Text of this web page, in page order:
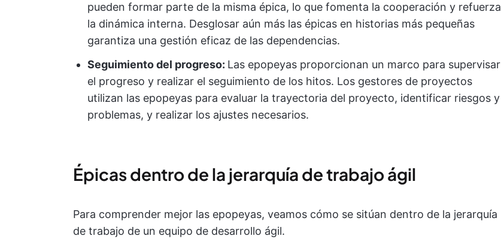
pueden formar parte de la misma épica, lo que fomenta la cooperación y refuerza
la dinámica interna. Desglosar aún más las épicas en historias más pequeñas
garantiza una gestión eficaz de las dependencias.
Seguimiento del progreso: Las epopeyas proporcionan un marco para supervisar
el progreso y realizar el seguimiento de los hitos. Los gestores de proyectos
utilizan las epopeyas para evaluar la trayectoria del proyecto, identificar riesgos y
problemas, y realizar los ajustes necesarios.
Épicas dentro de la jerarquía de trabajo ágil
Para comprender mejor las epopeyas, veamos cómo se sitúan dentro de la jerarquía
de trabajo de un equipo de desarrollo ágil.